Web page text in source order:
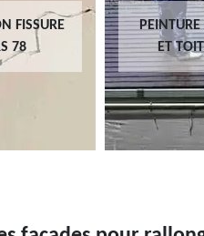
SUR TUILE
78
PEINTRE